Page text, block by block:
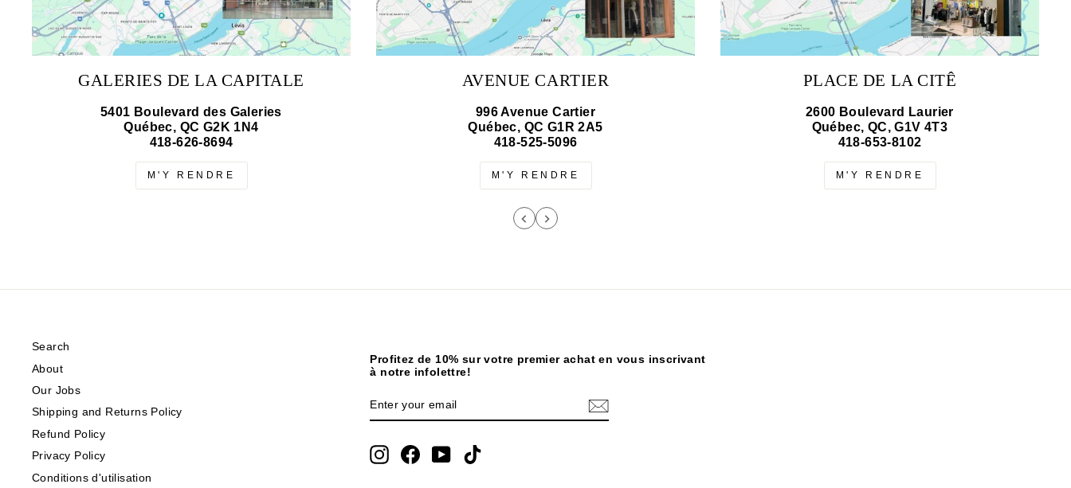
GALERIES DE LA CAPITALE
5401 Boulevard des Galeries
Québec, QC G2K 1N4
418-626-8694
M'Y RENDRE
AVENUE CARTIER
996 Avenue Cartier
Québec, QC G1R 2A5
418-525-5096
M'Y RENDRE
PLACE DE LA CITÊ
2600 Boulevard Laurier
Québec, QC, G1V 4T3
418-653-8102
M'Y RENDRE
Search
About
Our Jobs
Shipping and Returns Policy
Refund Policy
Privacy Policy
Conditions d'utilisation
Profitez de 10% sur votre premier achat en vous inscrivant
à notre infolettre!
YOUR
InstagramFacebookYouTube